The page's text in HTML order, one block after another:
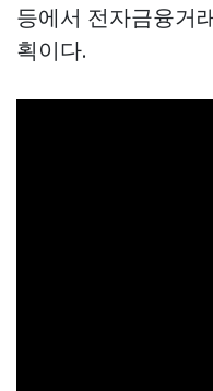
등에서 전자금융거
획이다.